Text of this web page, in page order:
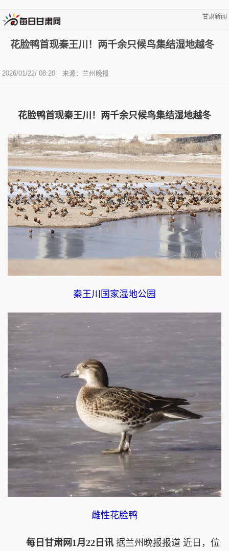
甘肃新闻
花脸鸭首现秦王川！两千余只候鸟集结湿地越冬
2026/01/22/ 08:20 来源：兰州晚报
花脸鸭首现秦王川！两千余只候鸟集结湿地越冬
秦王川国家湿地公园
雌性花脸鸭
每日甘肃网1月22日讯 据兰州晚报报道 近日，位